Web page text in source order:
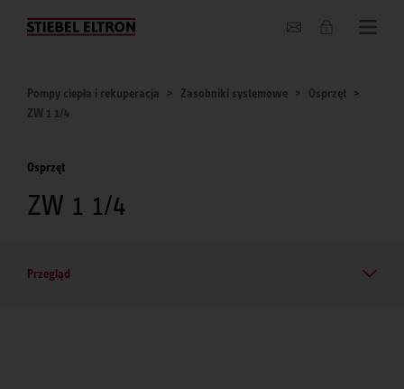
O nas
Pompy ciepła i rekuperacja Zasobniki systemowe
Osprzęt
ZW 1 1/4
Osprzęt
ZW 1 1/4
Przegląd